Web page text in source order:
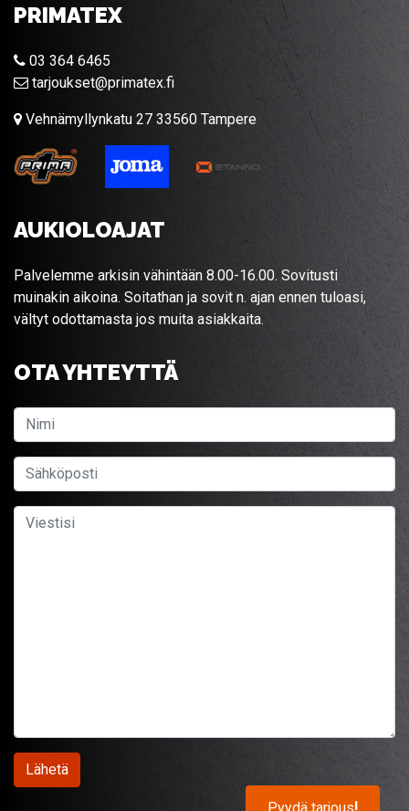
PRIMATEX
03 364 6465
tarjoukset@primatex.fi
Vehnämyllynkatu 27 33560 Tampere
AUKIOLOAJAT
Palvelemme arkisin vähintään 8.00-16.00. Sovitusti
muinakin aikoina. Soitathan ja sovit n. ajan ennen tuloasi,
vältyt odottamasta jos muita asiakkaita.
OTA YHTEYTTÄ